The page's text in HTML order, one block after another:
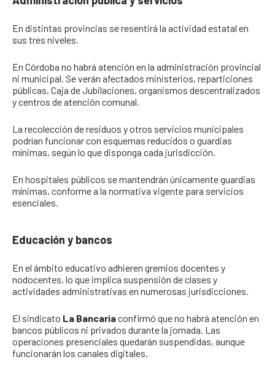
En distintas provincias se resentirá la actividad estatal en
sus tres niveles.
En Córdoba no habrá atención en la administración provincial
ni municipal. Se verán afectados ministerios, reparticiones
públicas, Caja de Jubilaciones, organismos descentralizados
y centros de atención comunal.
La recolección de residuos y otros servicios municipales
podrían funcionar con esquemas reducidos o guardias
mínimas, según lo que disponga cada jurisdicción.
En hospitales públicos se mantendrán únicamente guardias
mínimas, conforme a la normativa vigente para servicios
esenciales.
Educación y bancos
En el ámbito educativo adhieren gremios docentes y
nodocentes, lo que implica suspensión de clases y
actividades administrativas en numerosas jurisdicciones.
El sindicato La Bancariaconfirmó que no habrá atención en
bancos públicos ni privados durante la jornada. Las
operaciones presenciales quedarán suspendidas, aunque
funcionarán los canales digitales.